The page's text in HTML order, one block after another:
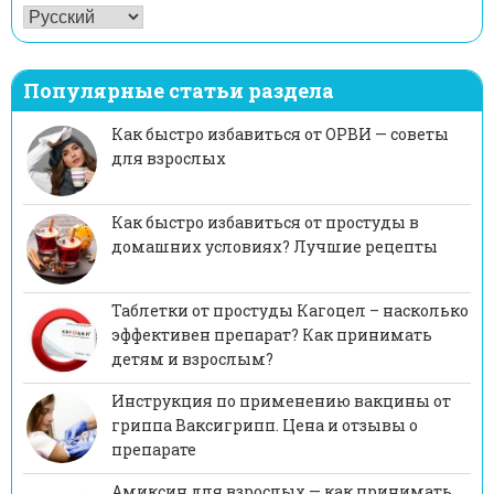
Популярные статьи раздела
Как быстро избавиться от ОРВИ — советы
для взрослых
Как быстро избавиться от простуды в
домашних условиях? Лучшие рецепты
Таблетки от простуды Кагоцел – насколько
эффективен препарат? Как принимать
детям и взрослым?
Инструкция по применению вакцины от
гриппа Ваксигрипп. Цена и отзывы о
препарате